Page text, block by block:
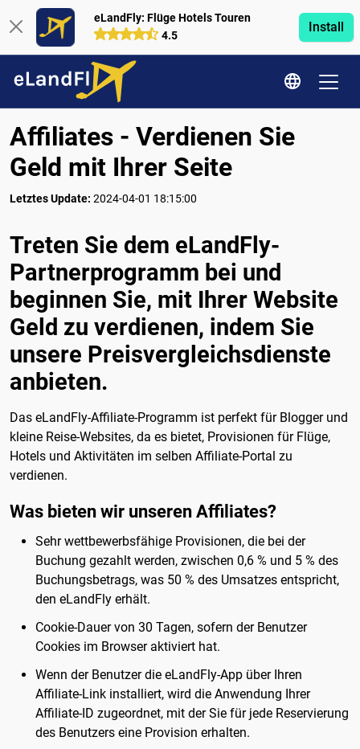
eLandFly: Flüge Hotels Touren
4.5
Install
Affiliates - Verdienen Sie
Geld mit Ihrer Seite
Letztes Update: 2024-04-01 18:15:00
Treten Sie dem eLandFly-
Partnerprogramm bei und
beginnen Sie, mit Ihrer Website
Geld zu verdienen, indem Sie
unsere Preisvergleichsdienste
anbieten.
Das eLandFly-Affiliate-Programm ist perfekt für Blogger und
kleine Reise-Websites, da es bietet, Provisionen für Flüge,
Hotels und Aktivitäten im selben Affiliate-Portal zu
verdienen.
Was bieten wir unseren Affiliates?
Sehr wettbewerbsfähige Provisionen, die bei der
Buchung gezahlt werden, zwischen 0,6 % und 5 % des
Buchungsbetrags, was 50 % des Umsatzes entspricht,
den eLandFly erhält.
Cookie-Dauer von 30 Tagen, sofern der Benutzer
Cookies im Browser aktiviert hat.
Wenn der Benutzer die eLandFly-App über Ihren
Affiliate-Link installiert, wird die Anwendung Ihrer
Affiliate-ID zugeordnet, mit der Sie für jede Reservierung
des Benutzers eine Provision erhalten.